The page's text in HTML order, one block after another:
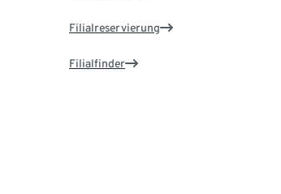
Filialreservierung
Filialfinder